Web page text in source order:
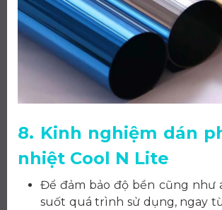
8. Kinh nghiệm dán
nhiệt Cool N Lite
Để đảm bảo độ bền cũng như
suốt quá trình sử dụng, ngay